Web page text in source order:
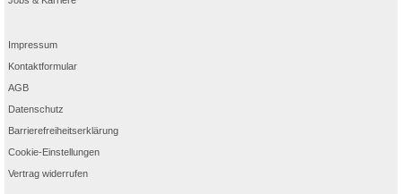
Impressum
Kontaktformular
AGB
Datenschutz
Barrierefreiheitserklärung
Cookie-Einstellungen
Vertrag widerrufen